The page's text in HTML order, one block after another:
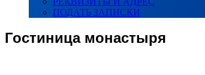
ПОДАТЬ ЗАПИСКИ
Гостиница монастыря